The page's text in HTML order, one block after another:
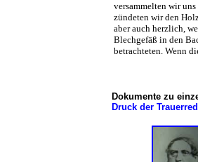
versammelten wir
zündeten wir den
aber auch herzlich,
Blechgefäß in den
betrachteten. Wenn
Dokumente zu
Druck der